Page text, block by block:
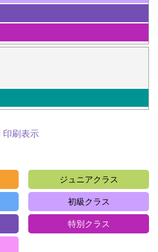
印刷表示
ジュニアクラス
初級クラス
特別クラス